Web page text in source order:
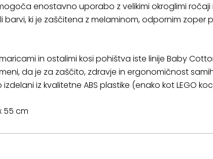
enostavno uporabo z velikimi okroglimi
ki je zaščitena z melaminom, odpornim zoper
in ostalimi kosi pohištva iste linije Baby
da je za zaščito, zdravje in ergonomičnost
iz kvalitetne ABS plastike (enako kot LEGO
55 cm